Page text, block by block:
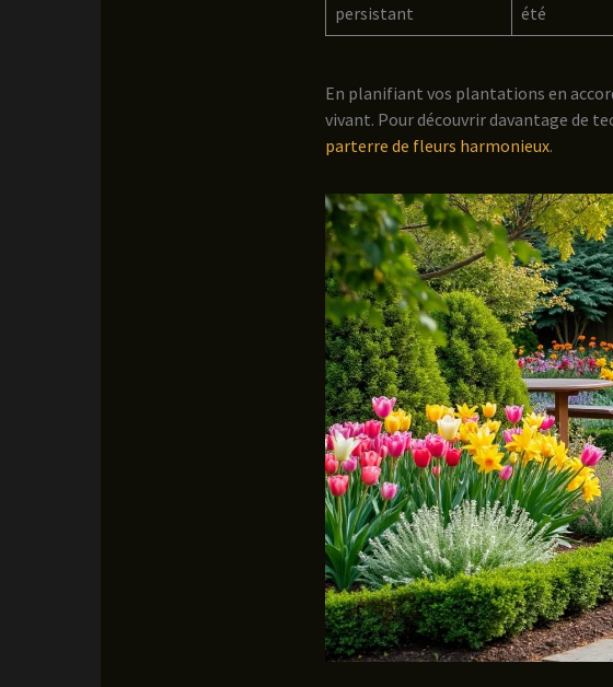
persistant
été
En planifiant vos plantations en
vivant. Pour découvrir davantage de
parterre de fleurs harmonieux.